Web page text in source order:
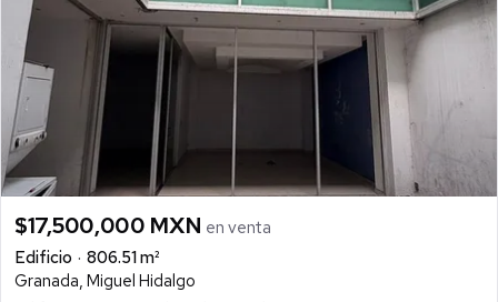
$17,500,000 MXN en venta
Edificio
806.51 m²
Granada, Miguel Hidalgo